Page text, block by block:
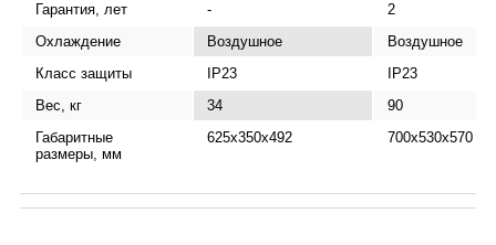
Гарантия, лет -
2
Охлаждение
Воздушное
Воздушное
Класс защиты
IP23
IP23
Вес, кг
34
90
Габаритные
размеры, мм
625x350x492 700х530х570